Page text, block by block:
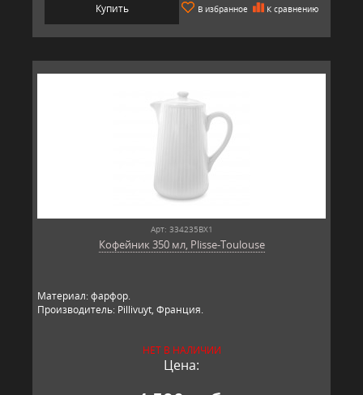
Купить В избранное К сравнению
Арт: 334235BX1
Кофейник 350 мл, Plisse-Toulouse
Материал: фарфор.
Производитель: Pillivuyt, Франция.
НЕТ В НАЛИЧИИ
Цена: